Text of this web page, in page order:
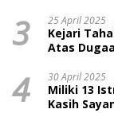
3 25 April 2025
Kejari
Atas
4 30 April 2025
Miliki 13
Kasih